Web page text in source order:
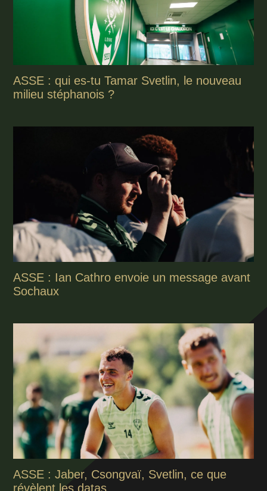
ASSE : qui es-tu Tamar Svetlin, le nouveau
milieu stéphanois ?
ASSE : Ian Cathro envoie un message avant
Sochaux
ASSE : Jaber, Csongvaï, Svetlin, ce que
révèlent les datas